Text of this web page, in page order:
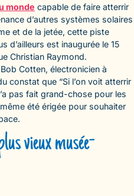
monde capable de faire atterrir
d’autres systèmes solaires
et de la jetée, cette piste
d’ailleurs est inaugurée le 15
Christian Raymond.
Cotten, électronicien à
constat que “Si l’on voit atterrir
pas fait grand-chose pour les
été érigée pour souhaiter
vieux musée-